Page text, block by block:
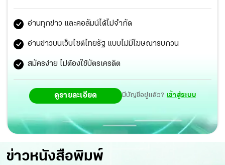
เขินอะไร กลายเป็นผมเขิน เรื่องนี้เลิฟซีนบ่อยมาก”
อ่านทุกข่าว และคอลัมน์ได้ไม่จำกัด
อ่านข่าวบนเว็บไซต์ไทยรัฐ แบบไม่มีโฆษณารบกวน
สมัครง่าย ไม่ต้องใช้บัตรเครดิต
ดูรายละเอียด มีบัญชีอยู่แล้ว? เข้าสู่ระบบ
ข่าวหนังสือพิมพ์